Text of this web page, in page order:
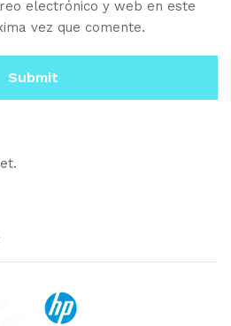
electrónico y web en este
vez que comente.